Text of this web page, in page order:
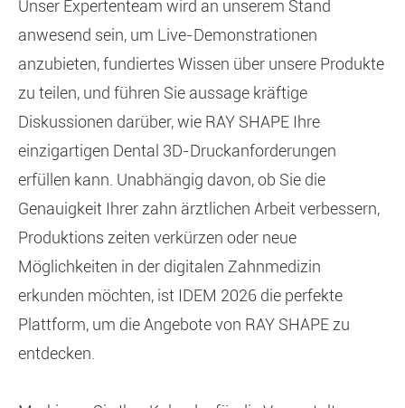
Unser Expertenteam wird an unserem Stand
anwesend sein, um Live-Demonstrationen
anzubieten, fundiertes Wissen über unsere Produkte
zu teilen, und führen Sie aussage kräftige
Diskussionen darüber, wie RAY SHAPE Ihre
einzigartigen Dental 3D-Druckanforderungen
erfüllen kann. Unabhängig davon, ob Sie die
Genauigkeit Ihrer zahn ärztlichen Arbeit verbessern,
Produktions zeiten verkürzen oder neue
Möglichkeiten in der digitalen Zahnmedizin
erkunden möchten, ist IDEM 2026 die perfekte
Plattform, um die Angebote von RAY SHAPE zu
entdecken.